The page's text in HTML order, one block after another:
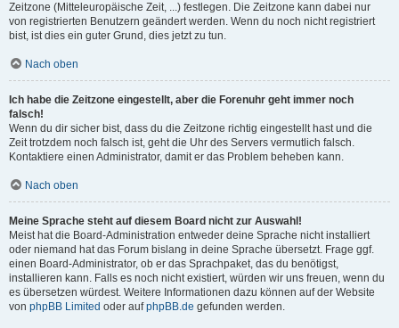
Zeitzone (Mitteleuropäische Zeit, ...) festlegen. Die Zeitzone kann dabei nur
von registrierten Benutzern geändert werden. Wenn du noch nicht registriert
bist, ist dies ein guter Grund, dies jetzt zu tun.
Nach oben
Ich habe die Zeitzone eingestellt, aber die Forenuhr geht immer noch
falsch!
Wenn du dir sicher bist, dass du die Zeitzone richtig eingestellt hast und die
Zeit trotzdem noch falsch ist, geht die Uhr des Servers vermutlich falsch.
Kontaktiere einen Administrator, damit er das Problem beheben kann.
Nach oben
Meine Sprache steht auf diesem Board nicht zur Auswahl!
Meist hat die Board-Administration entweder deine Sprache nicht installiert
oder niemand hat das Forum bislang in deine Sprache übersetzt. Frage ggf.
einen Board-Administrator, ob er das Sprachpaket, das du benötigst,
installieren kann. Falls es noch nicht existiert, würden wir uns freuen, wenn du
es übersetzen würdest. Weitere Informationen dazu können auf der Website
von phpBB Limited oder aufphpBB.de gefunden werden.